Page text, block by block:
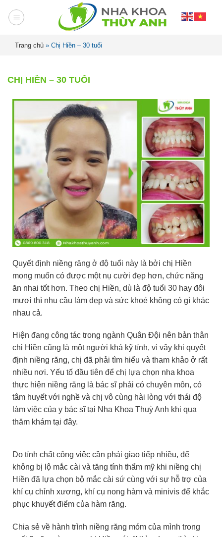
Trang chủ » Chị Hiền – 30 tuổi
CHỊ HIỀN – 30 TUỔI
Quyết định niềng răng ở độ tuổi này là bởi chị Hiền
mong muốn có được một nụ cười đẹp hơn, chức năng
ăn nhai tốt hơn. Theo chị Hiền, dù là độ tuổi 30 hay đôi
mươi thì nhu cầu làm đẹp và sức khoẻ không có gì khác
nhau cả.
Hiện đang công tác trong ngành Quân Đội nên bản thân
chị Hiền cũng là một người khá kỹ tính, vì vậy khi quyết
định niềng răng, chị đã phải tìm hiểu và tham khảo ở rất
nhiều nơi. Yếu tố đầu tiên để chị lựa chọn nha khoa
thực hiện niềng răng là bác sĩ phải có chuyên môn, có
tâm huyết với nghề và chị vô cùng hài lòng với thái độ
làm việc của y bác sĩ tại Nha Khoa Thuỳ Anh khi qua
thăm khám tại đây.
Do tính chất công việc cần phải giao tiếp nhiều, để
không bị lộ mắc cài và tăng tính thẩm mỹ khi niềng chị
Hiền đã lựa chọn bộ mắc cài sứ cùng với sự hỗ trợ của
khí cụ chỉnh xương, khí cụ nong hàm và minivis để khắc
phục khuyết điểm của hàm răng.
Chia sẻ về hành trình niềng răng móm của mình trong